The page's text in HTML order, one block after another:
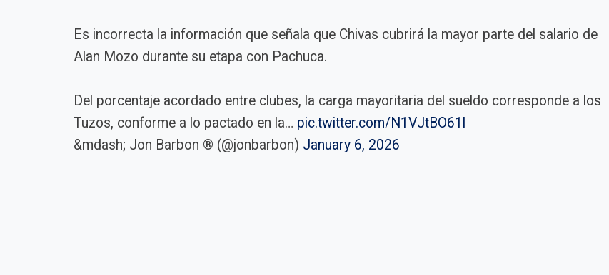
Es incorrecta la información que señala que Chivas cubrirá la mayor parte del salario de
Alan Mozo durante su etapa con Pachuca.
Del porcentaje acordado entre clubes, la carga mayoritaria del sueldo corresponde a los
Tuzos, conforme a lo pactado en la… pic.twitter.com/N1VJtBO61l
&mdash; Jon Barbon ® (@jonbarbon) January 6, 2026